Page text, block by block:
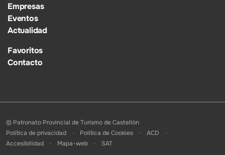
Empresas
Eventos
Actualidad
Favoritos
Contacto
© Patronato Provincial de Turismo de Castellón
Política de privacidad
Política de Cookies
ACD
Accesibilidad
Mapa-web SAT